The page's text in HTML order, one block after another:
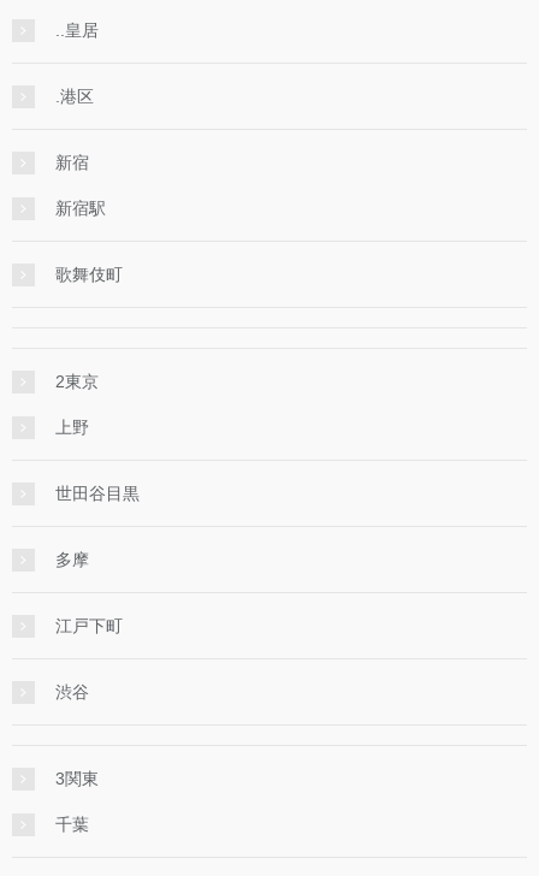
..皇居
.港区
新宿
新宿駅
歌舞伎町
2東京
上野
世田谷目黒
多摩
江戸下町
渋谷
3関東
千葉